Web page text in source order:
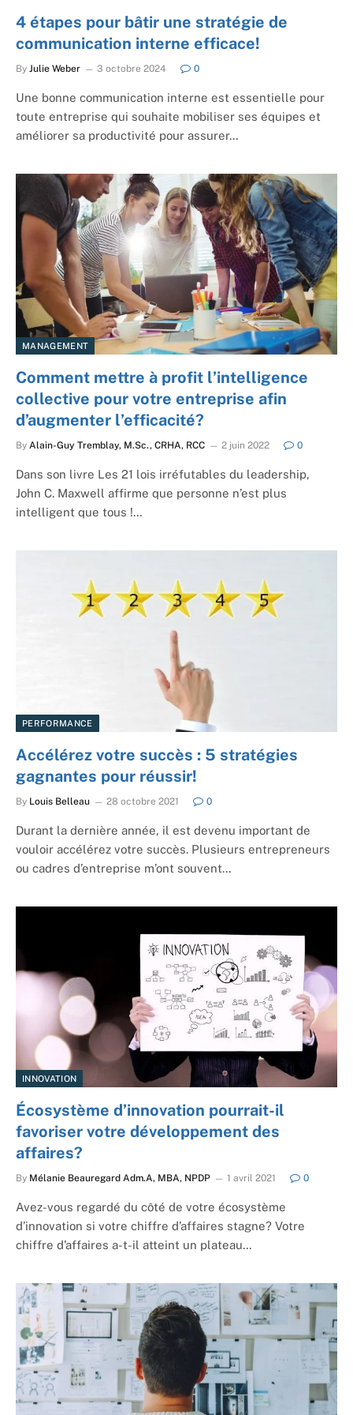
4 étapes pour bâtir une stratégie de
communication interne efficace!
By Julie Weber 3 octobre 2024 0
Une bonne communication interne est essentielle pour
toute entreprise qui souhaite mobiliser ses équipes et
améliorer sa productivité pour assurer…
MANAGEMENT
Comment mettre à profit l’intelligence
collective pour votre entreprise afin
d’augmenter l’efficacité?
By Alain-Guy Tremblay, M.Sc., CRHA, RCC 2 juin 2022 0
Dans son livre Les 21 lois irréfutables du leadership,
John C. Maxwell affirme que personne n’est plus
intelligent que tous !…
PERFORMANCE
Accélérez votre succès : 5 stratégies
gagnantes pour réussir!
By Louis Belleau 28 octobre 2021 0
Durant la dernière année, il est devenu important de
vouloir accélérez votre succès. Plusieurs entrepreneurs
ou cadres d’entreprise m’ont souvent…
INNOVATION
Écosystème d’innovation pourrait-il
favoriser votre développement des
affaires?
By Mélanie Beauregard Adm.A, MBA, NPDP 1 avril 2021 0
Avez-vous regardé du côté de votre écosystème
d’innovation si votre chiffre d’affaires stagne? Votre
chiffre d’affaires a-t-il atteint un plateau…